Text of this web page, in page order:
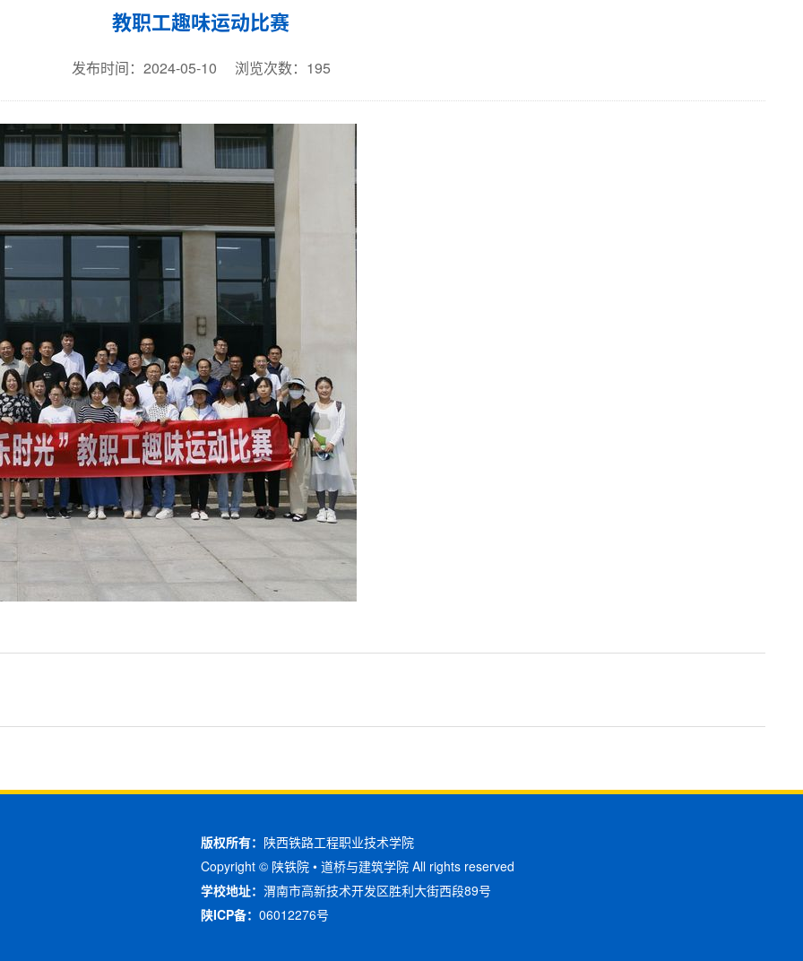
教职工趣味运动比赛
发布时间：2024-05-10 浏览次数： 195
版权所有： 陕西铁路工程职业技术学院
Copyright © 陕铁院 • 道桥与建筑学院 All rights reserved
学校地址： 渭南市高新技术开发区胜利大街西段89号
陕ICP备： 06012276号